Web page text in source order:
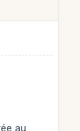
au